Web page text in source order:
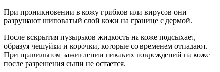
При проникновении в кожу грибков или вирусов они
разрушают шиповатый слой кожи на границе с дермой.
После вскрытия пузырьков жидкость на коже подсыхает,
образуя чешуйки и корочки, которые со временем отпадают.
При правильном заживлении никаких повреждений на коже
после разрешения сыпи не остается.